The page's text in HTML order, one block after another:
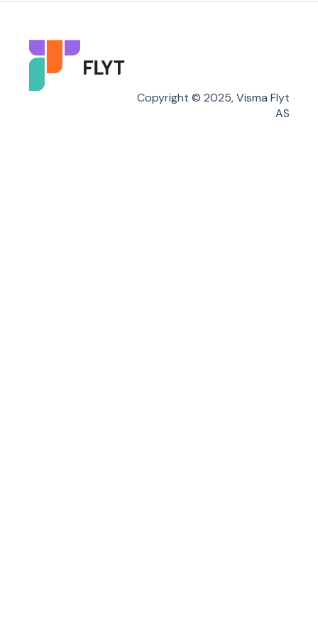
Flyt Foresatt
Copyright © 2025, Visma Flyt
AS